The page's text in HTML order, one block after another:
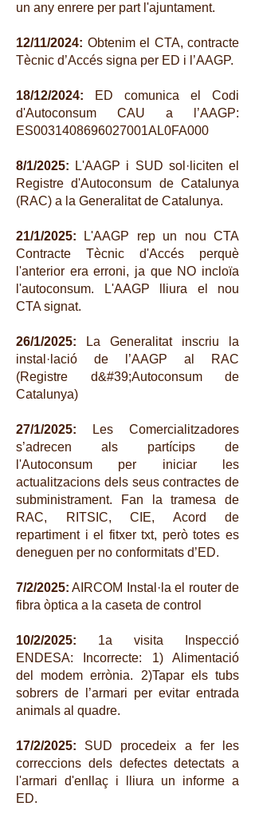
un any enrere per part l'ajuntament.
12/11/2024: Obtenim el CTA, contracte
Tècnic d’Accés signa per ED i l’AAGP.
18/12/2024: ED comunica el Codi
d'Autoconsum CAU a l’AAGP:
ES0031408696027001AL0FA000
8/1/2025: L'AAGP i SUD sol·liciten el
Registre d'Autoconsum de Catalunya
(RAC) a la Generalitat de Catalunya.
21/1/2025: L'AAGP rep un nou CTA
Contracte Tècnic d'Accés perquè
l'anterior era erroni, ja que NO incloïa
l'autoconsum. L'AAGP lliura el nou
CTA signat.
26/1/2025: La Generalitat inscriu la
instal·lació de l’AAGP al RAC
(Registre d&#39;Autoconsum de
Catalunya)
27/1/2025: Les Comercialitzadores
s’adrecen als partícips de
l'Autoconsum per iniciar les
actualitzacions dels seus contractes de
subministrament. Fan la tramesa de
RAC, RITSIC, CIE, Acord de
repartiment i el fitxer txt, però totes es
deneguen per no conformitats d’ED.
7/2/2025: AIRCOM Instal·la el router de
fibra òptica a la caseta de control
10/2/2025: 1a visita Inspecció
ENDESA: Incorrecte: 1) Alimentació
del modem errònia. 2)Tapar els tubs
sobrers de l’armari per evitar entrada
animals al quadre.
17/2/2025: SUD procedeix a fer les
correccions dels defectes detectats a
l'armari d'enllaç i lliura un informe a
ED.